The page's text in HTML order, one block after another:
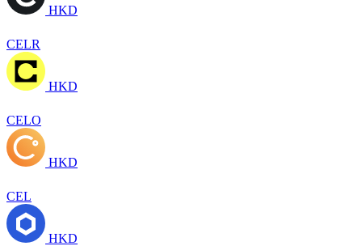
HKD
CELR
HKD
CELO
HKD
CEL
HKD